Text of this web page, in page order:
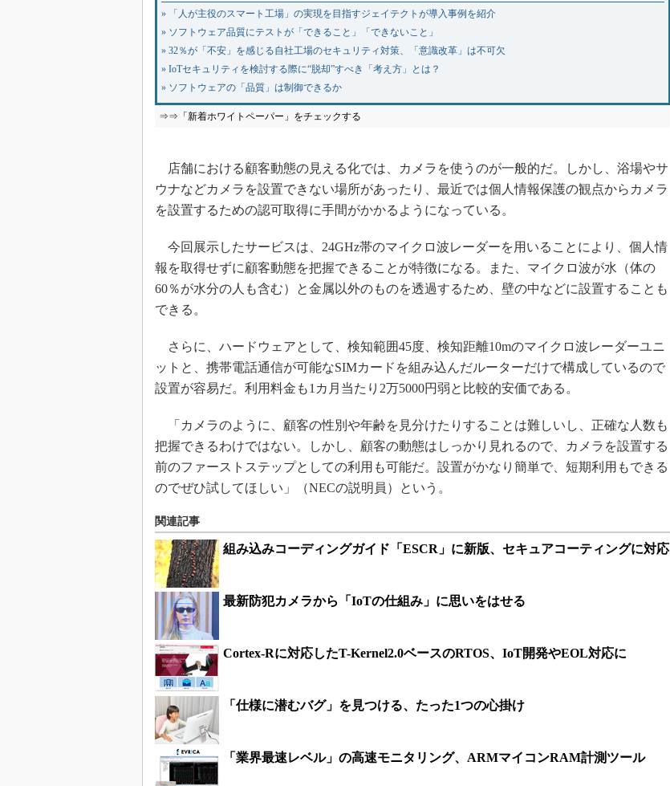
» 「人が主役のスマート工場」の実現を目指すジェイテクトが導入事例を紹介
» ソフトウェア品質にテストが「できること」「できないこと」
» 32％が「不安」を感じる自社工場のセキュリティ対策、「意識改革」は不可欠
» IoTセキュリティを検討する際に“脱却”すべき「考え方」とは？
» ソフトウェアの「品質」は制御できるか
⇒⇒「新着ホワイトペーパー」をチェックする
店舗における顧客動態の見える化では、カメラを使うのが一般的だ。しかし、浴場やサ
ウナなどカメラを設置できない場所があったり、最近では個人情報保護の観点からカメラ
を設置するための認可取得に手間がかかるようになっている。
今回展示したサービスは、24GHz帯のマイクロ波レーダーを用いることにより、個人情
報を取得せずに顧客動態を把握できることが特徴になる。また、マイクロ波が水（体の
60％が水分の人も含む）と金属以外のものを透過するため、壁の中などに設置することも
できる。
さらに、ハードウェアとして、検知範囲45度、検知距離10mのマイクロ波レーダーユニ
ットと、携帯電話通信が可能なSIMカードを組み込んだルーターだけで構成しているので
設置が容易だ。利用料金も1カ月当たり2万5000円弱と比較的安価である。
「カメラのように、顧客の性別や年齢を見分けたりすることは難しいし、正確な人数も
把握できるわけではない。しかし、顧客の動態はしっかり見れるので、カメラを設置する
前のファーストステップとしての利用も可能だ。設置がかなり簡単で、短期利用もできる
のでぜひ試してほしい」（NECの説明員）という。
関連記事
組み込みコーディングガイド「ESCR」に新版、セキュアコーティングに対応
最新防犯カメラから「IoTの仕組み」に思いをはせる
Cortex-Rに対応したT-Kernel2.0ベースのRTOS、IoT開発やEOL対応に
「仕様に潜むバグ」を見つける、たった1つの心掛け
「業界最速レベル」の高速モニタリング、ARMマイコンRAM計測ツール